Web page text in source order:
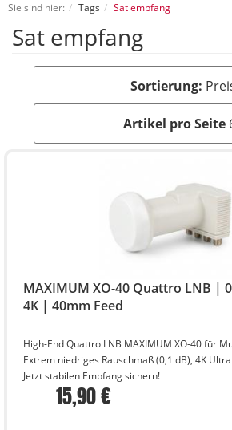
Sie sind hier: Tags Sat empfang
Sat empfang
Sortierung:
Artikel pro Seite
MAXIMUM XO-40 Quattro LNB |
4K | 40mm Feed
High-End Quattro LNB MAXIMUM XO-40 für
Extrem niedriges Rauschmaß (0,1 dB), 4K
Jetzt stabilen Empfang sichern!
15,90 €